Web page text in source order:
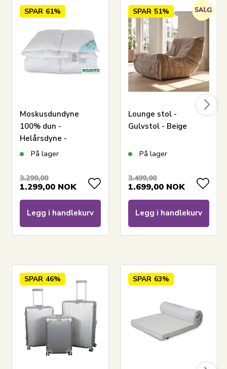
SPAR 61%
Moskusdundyne
100% dun -
Helårsdyne -
Allergivennlig -
Sleep dyne
På lager
3.299,00
1.299,00 NOK
Legg i handlekurv
SPAR 51%
Lounge stol -
Gulvstol - Beige
På lager
3.499,00
1.699,00 NOK
Legg i handlekurv
SPAR 46% SPAR 63%